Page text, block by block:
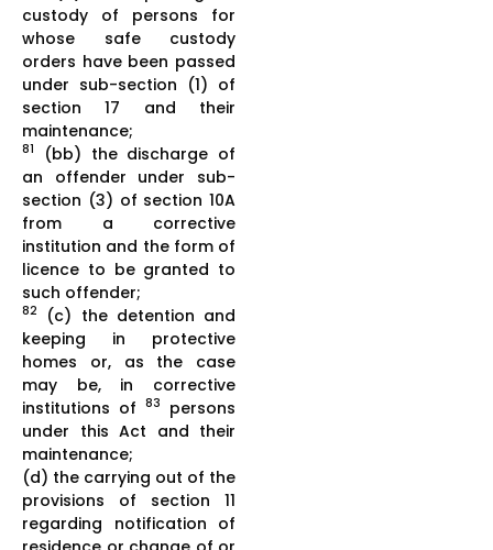
custody of persons for
whose safe custody
orders have been passed
under sub-section (1) of
section 17 and their
maintenance;
81
(bb) the discharge of
an offender under sub-
section (3) of section 10A
from a corrective
institution and the form of
licence to be granted to
such offender;
82
(c) the detention and
keeping in protective
homes or, as the case
may be, in corrective
institutions of 83
persons
under this Act and their
maintenance;
(d) the carrying out of the
provisions of section 11
regarding notification of